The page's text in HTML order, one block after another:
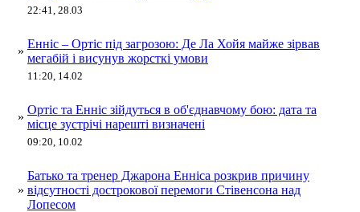
22:41, 28.03
»
Енніс – Ортіс під загрозою: Де Ла Хойя майже зірвав
мегабій і висунув жорсткі умови
11:20, 14.02
»
Ортіс та Енніс зійдуться в об'єднавчому бою: дата та
місце зустрічі нарешті визначені
09:20, 10.02
»
Батько та тренер Джарона Енніса розкрив причину
відсутності дострокової перемоги Стівенсона над
Лопесом